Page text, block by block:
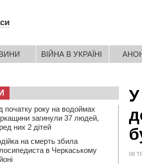
ВІЙНА В УКРАЇНІ
У
08
початку року на водоймах
загинули 37 людей,
них 2 дітей
на смерть збила
в Черкаському